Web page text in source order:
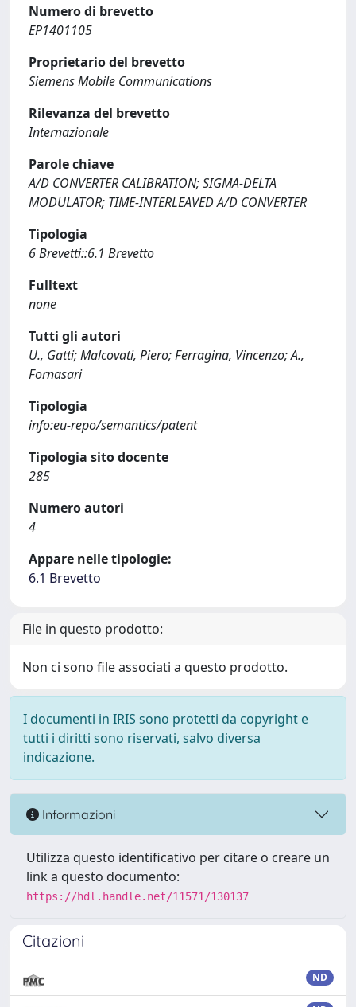
Numero di brevetto
EP1401105
Proprietario del brevetto
Siemens Mobile Communications
Rilevanza del brevetto
Internazionale
Parole chiave
A/D CONVERTER CALIBRATION; SIGMA-DELTA
MODULATOR; TIME-INTERLEAVED A/D CONVERTER
Tipologia
6 Brevetti::6.1 Brevetto
Fulltext
none
Tutti gli autori
U., Gatti; Malcovati, Piero; Ferragina, Vincenzo; A.,
Fornasari
Tipologia
info:eu-repo/semantics/patent
Tipologia sito docente
285
Numero autori
4
Appare nelle tipologie:
6.1 Brevetto
File in questo prodotto:
Non ci sono file associati a questo prodotto.
I documenti in IRIS sono protetti da copyright e
tutti i diritti sono riservati, salvo diversa
indicazione.
Informazioni
Utilizza questo identificativo per citare o creare un
link a questo documento:
https://hdl.handle.net/11571/130137
Citazioni
ND